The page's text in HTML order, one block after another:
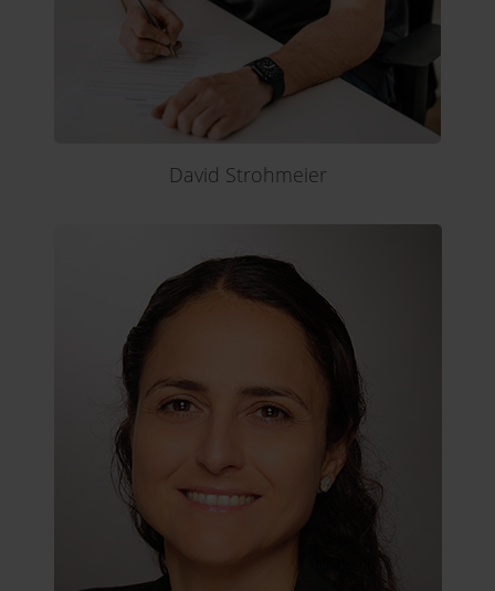
David Strohmeier